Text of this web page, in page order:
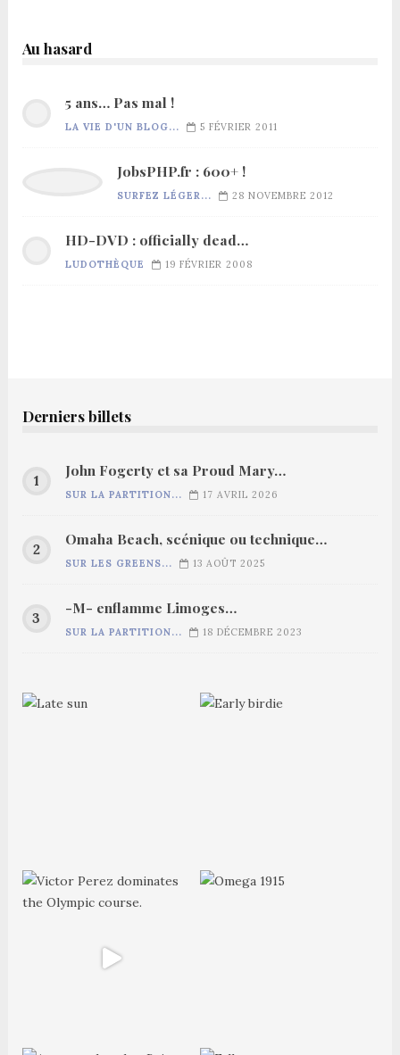
Au hasard
5 ans… Pas mal !
LA VIE D'UN BLOG... 5 FÉVRIER 2011
JobsPHP.fr : 600+ !
SURFEZ LÉGER... 28 NOVEMBRE 2012
HD-DVD : officially dead…
LUDOTHÈQUE 19 FÉVRIER 2008
Derniers billets
John Fogerty et sa Proud Mary…
SUR LA PARTITION... 17 AVRIL 2026
Omaha Beach, scénique ou technique…
SUR LES GREENS... 13 AOÛT 2025
-M- enflamme Limoges…
SUR LA PARTITION... 18 DÉCEMBRE 2023